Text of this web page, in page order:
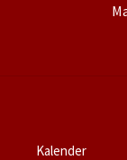
Kalender